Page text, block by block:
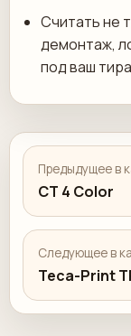
Считать не
демонтаж,
под ваш
Предыдущее в
CT 4 Color
Следующее в
Teca-Print